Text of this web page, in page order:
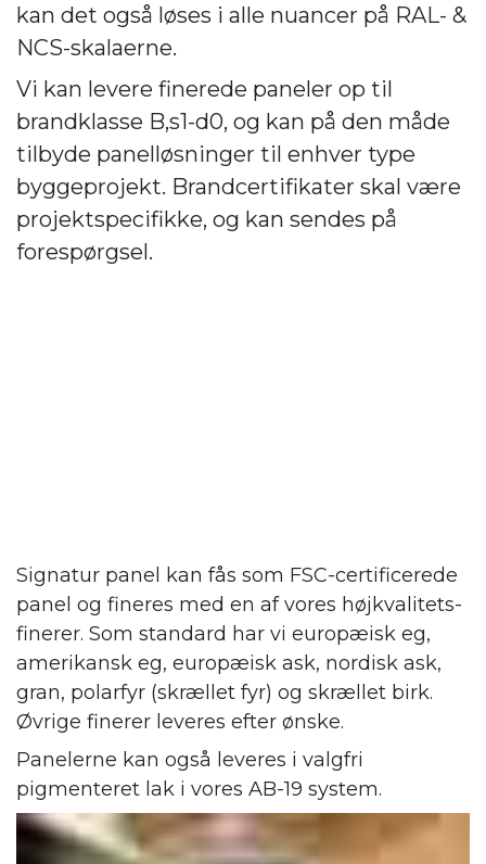
kan det også løses i alle nuancer på RAL- &
NCS-skalaerne.
Vi kan levere finerede paneler op til
brandklasse B,s1-d0, og kan på den måde
tilbyde panelløsninger til enhver type
byggeprojekt. Brandcertifikater skal være
projektspecifikke, og kan sendes på
forespørgsel.
Signatur panel kan fås som FSC-certificerede
panel og fineres med en af vores højkvalitets-
finerer. Som standard har vi europæisk eg,
amerikansk eg, europæisk ask, nordisk ask,
gran, polarfyr (skrællet fyr) og skrællet birk.
Øvrige finerer leveres efter ønske.
Panelerne kan også leveres i valgfri
pigmenteret lak i vores AB-19 system.